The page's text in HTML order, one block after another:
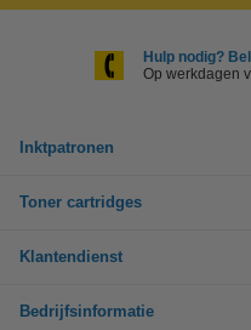
Hulp nodig?
Op werkdagen
Inktpatronen
Toner cartridges
Klantendienst
Bedrijfsinformatie